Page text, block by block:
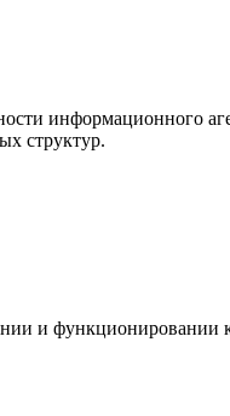
информационного
структур.
и функционировании